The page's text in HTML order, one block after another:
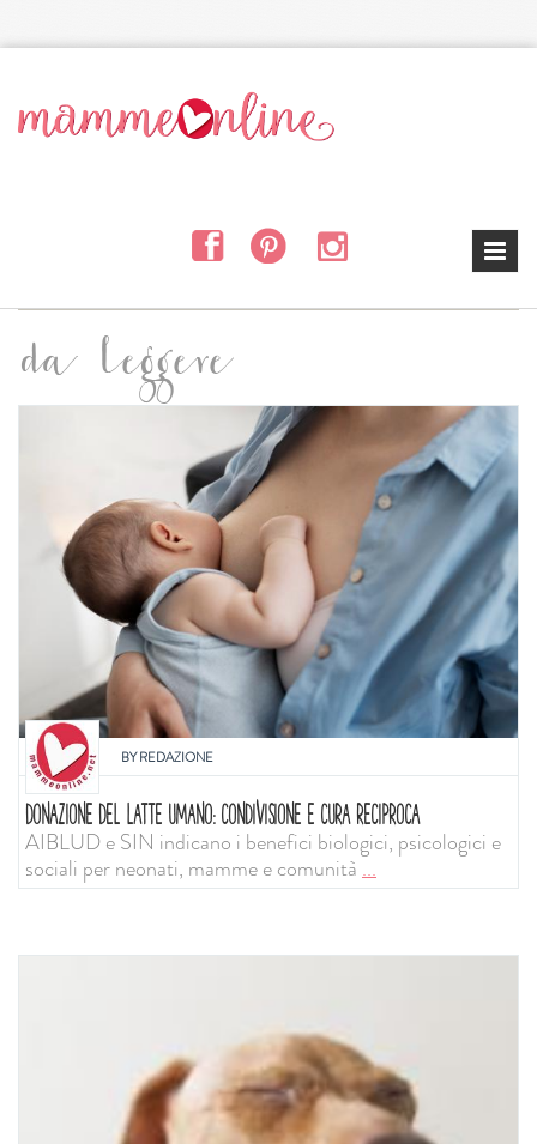
da leggere
BYREDAZIONE
DONAZIONE DEL LATTE UMANO: CONDIVISIONE E CURA RECIPROCA
AIBLUD e SIN indicano i benefici biologici, psicologici e
sociali per neonati, mamme e comunità...